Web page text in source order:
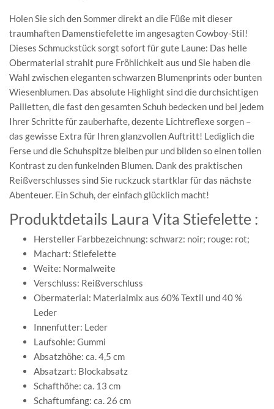
Holen Sie sich den Sommer direkt an die Füße mit dieser
traumhaften Damenstiefelette im angesagten Cowboy-Stil!
Dieses Schmuckstück sorgt sofort für gute Laune: Das helle
Obermaterial strahlt pure Fröhlichkeit aus und Sie haben die
Wahl zwischen eleganten schwarzen Blumenprints oder bunten
Wiesenblumen. Das absolute Highlight sind die durchsichtigen
Pailletten, die fast den gesamten Schuh bedecken und bei jedem
Ihrer Schritte für zauberhafte, dezente Lichtreflexe sorgen –
das gewisse Extra für Ihren glanzvollen Auftritt! Lediglich die
Ferse und die Schuhspitze bleiben pur und bilden so einen tollen
Kontrast zu den funkelnden Blumen. Dank des praktischen
Reißverschlusses sind Sie ruckzuck startklar für das nächste
Abenteuer. Ein Schuh, der einfach glücklich macht!
Produktdetails Laura Vita Stiefelette :
Hersteller Farbbezeichnung: schwarz: noir; rouge: rot;
Machart: Stiefelette
Weite: Normalweite
Verschluss: Reißverschluss
Obermaterial: Materialmix aus 60% Textil und 40 %
Leder
Innenfutter: Leder
Laufsohle: Gummi
Absatzhöhe: ca. 4,5 cm
Absatzart: Blockabsatz
Schafthöhe: ca. 13 cm
Schaftumfang: ca. 26 cm